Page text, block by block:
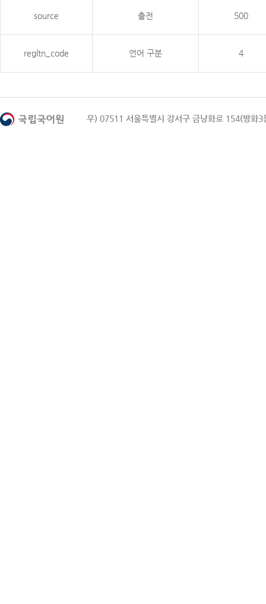
source 출전 500
regltn_code 언어 구분 4
우) 07511 서울특별시 강서구 금낭화로 154(방화3